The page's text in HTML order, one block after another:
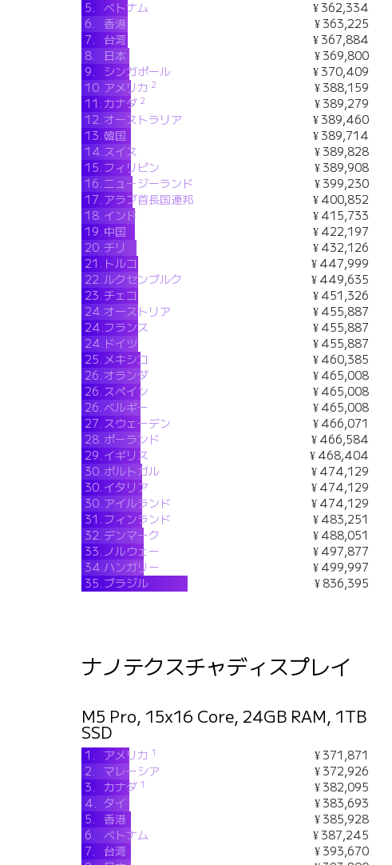
5.
ベトナム
¥ 362,334
6.
香港
¥ 363,225
7.
台湾
¥ 367,884
8.
日本
¥ 369,800
9.
シンガポール
¥ 370,409
10. アメリカ 2
¥ 388,159
11.カナダ 2
¥ 389,279
12.オーストラリア
¥ 389,460
13.韓国
¥ 389,714
14.スイス
¥ 389,828
15. フィリピン
¥ 389,908
16. ニュージーランド
¥ 399,230
17. アラブ首長国連邦
¥ 400,852
18. インド
¥ 415,733
19. 中国
¥ 422,197
20.チリ
¥ 432,126
21. トルコ
¥ 447,999
22.ルクセンブルク
¥ 449,635
23.チェコ
¥ 451,326
24.オーストリア
¥ 455,887
24.フランス
¥ 455,887
24. ドイツ
¥ 455,887
25. メキシコ
¥ 460,385
26.オランダ
¥ 465,008
26. スペイン
¥ 465,008
26. ベルギー
¥ 465,008
27. スウェーデン
¥ 466,071
28. ポーランド
¥ 466,584
29. イギリス
¥ 468,404
30. ポルトガル
¥ 474,129
30. イタリア
¥ 474,129
30. アイルランド
¥ 474,129
31. フィンランド
¥ 483,251
32.デンマーク
¥ 488,051
33. ノルウェー
¥ 497,877
34.ハンガリー
¥ 499,997
35. ブラジル ¥ 836,395
ナノテクスチャディスプレイ
M5 Pro, 15x16 Core, 24GB RAM, 1TB
SSD
1. アメリカ 1
¥ 371,871
2.
マレーシア
¥ 372,926
3.
カナダ 1
¥ 382,095
4. タイ
¥ 383,693
5.
香港
¥ 385,928
6.
ベトナム
¥ 387,245
7.
台湾
¥ 393,670